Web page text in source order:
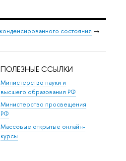
состояния →
ПОЛЕЗНЫЕ ССЫЛКИ
Министерство науки и
высшего образования РФ
Министерство просвещения
РФ
Массовые открытые онлайн-
курсы